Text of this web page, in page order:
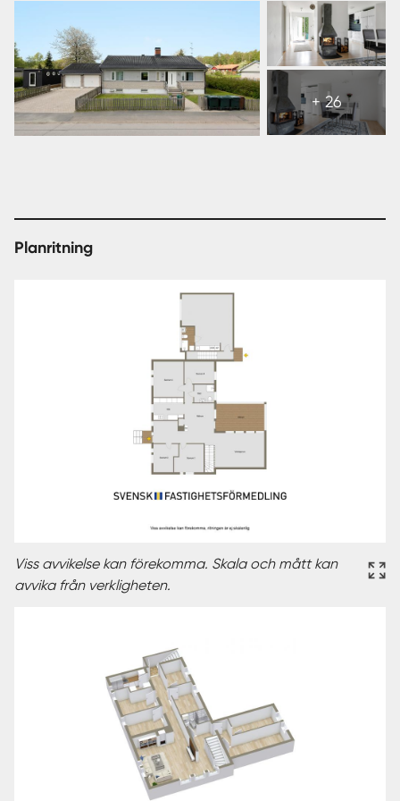
+ 26
Visa
alla
32
bilder
Planritning
Viss avvikelse kan förekomma. Skala och mått kan
avvika från verkligheten.